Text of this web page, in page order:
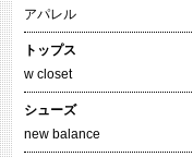
アパレル
トップス
w closet
シューズ
new balance